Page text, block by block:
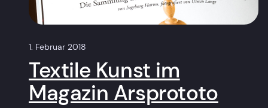
1. Februar 2018
Textile Kunst im
Magazin Arsprototo